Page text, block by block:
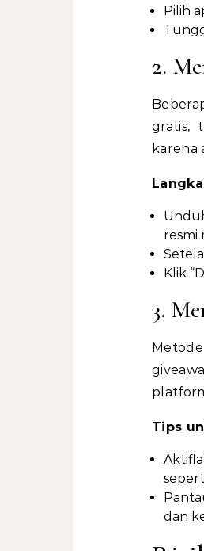
Pilih
2.
gratis,
karena
resmi
Klik
3.
Tips
dan